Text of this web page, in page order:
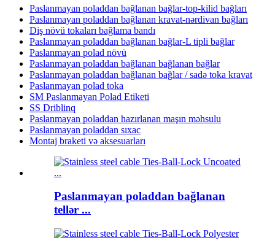
Paslanmayan poladdan bağlanan bağlar-top-kilid bağları
Paslanmayan poladdan bağlanan kravat-nərdivan bağları
Diş növü tokaları bağlama bandı
Paslanmayan poladdan bağlanan bağlar-L tipli bağlar
Paslanmayan polad növü
Paslanmayan poladdan bağlanan bağlanan bağlar
Paslanmayan poladdan bağlanan bağlar / sadə toka kravat
Paslanmayan polad toka
SM Paslanmayan Polad Etiketi
SS Driblinq
Paslanmayan poladdan hazırlanan maşın məhsulu
Paslanmayan poladdan sıxac
Montaj braketi və aksesuarları
Paslanmayan poladdan bağlanan
tellər ...